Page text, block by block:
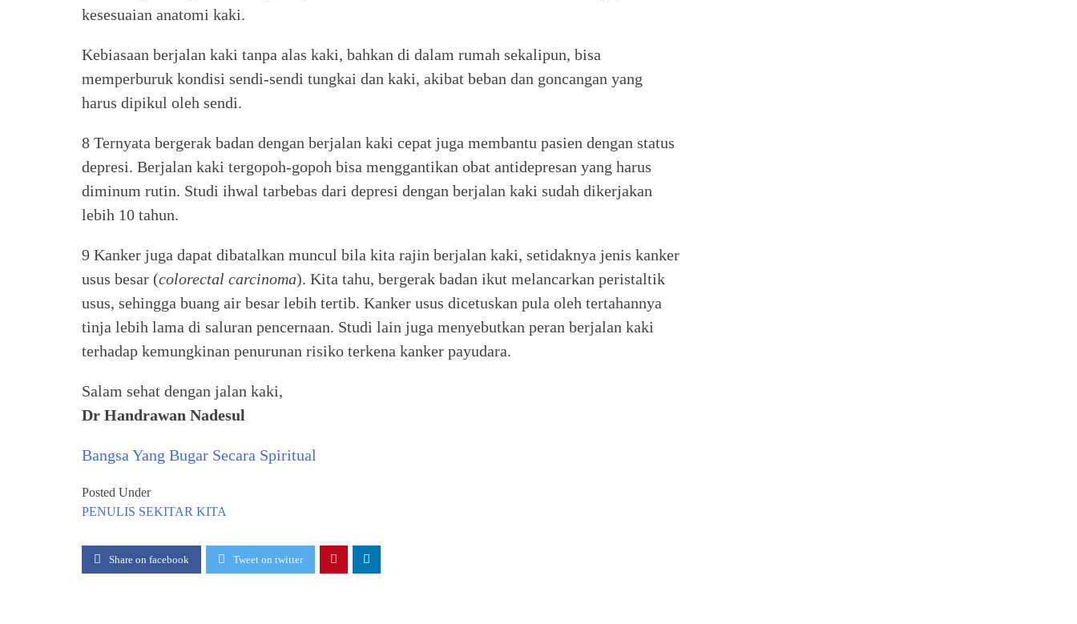
kesesuaian anatomi kaki.
Kebiasaan berjalan kaki tanpa alas kaki, bahkan di dalam rumah sekalipun, bisa
memperburuk kondisi sendi-sendi tungkai dan kaki, akibat beban dan goncangan yang
harus dipikul oleh sendi.
8 Ternyata bergerak badan dengan berjalan kaki cepat juga membantu pasien dengan status
depresi. Berjalan kaki tergopoh-gopoh bisa menggantikan obat antidepresan yang harus
diminum rutin. Studi ihwal tarbebas dari depresi dengan berjalan kaki sudah dikerjakan
lebih 10 tahun.
9 Kanker juga dapat dibatalkan muncul bila kita rajin berjalan kaki, setidaknya jenis kanker
usus besar (colorectal carcinoma). Kita tahu, bergerak badan ikut melancarkan peristaltik
usus, sehingga buang air besar lebih tertib. Kanker usus dicetuskan pula oleh tertahannya
tinja lebih lama di saluran pencernaan. Studi lain juga menyebutkan peran berjalan kaki
terhadap kemungkinan penurunan risiko terkena kanker payudara.
Salam sehat dengan jalan kaki,
Dr Handrawan Nadesul
Bangsa Yang Bugar Secara Spiritual
Posted Under
PENULIS SEKITAR KITA
Share on facebook Tweet on twitter